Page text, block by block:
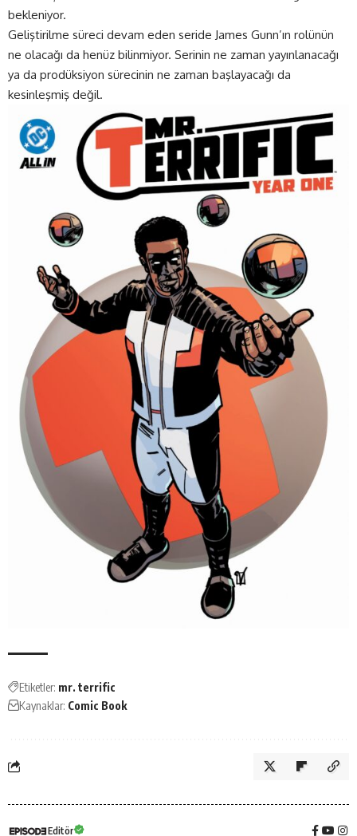
bekleniyor.
Geliştirilme süreci devam eden seride James Gunn’ın rolünün
ne olacağı da henüz bilinmiyor. Serinin ne zaman yayınlanacağı
ya da prodüksiyon sürecinin ne zaman başlayacağı da
kesinleşmiş değil.
Etiketler: mr. terrific
Kaynaklar: Comic Book
Editör